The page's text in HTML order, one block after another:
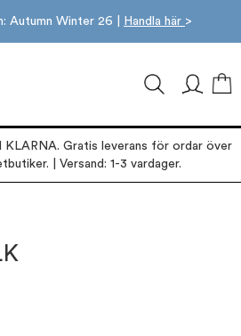
Autumn Winter 26 | Handla här >
KLARNA. Gratis leverans för ordar över
| Versand: 1-3 vardager.